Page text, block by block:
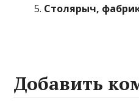
Столярыч,
Добавить